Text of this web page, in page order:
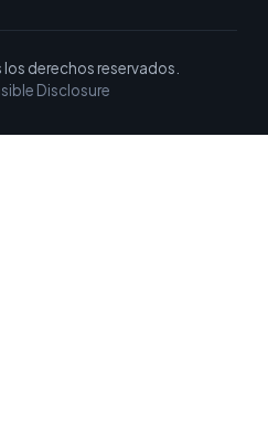
derechos reservados.
Disclosure